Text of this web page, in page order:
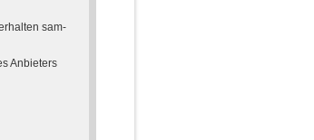
sam­
An­bie­ters